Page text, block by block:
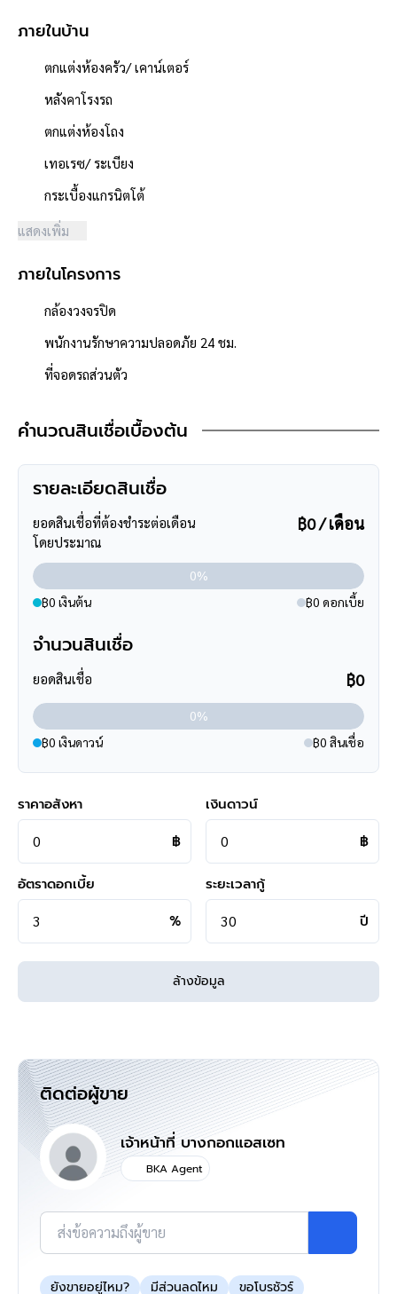
- ค่าใช้จ่ายส่วนกลางนิติบุคคล 400 บาท/เดือน
**จุดเด่นโครงการ–สภาพแวดล้อม**
- โครงการได้รับอนุญาตจัดสรรถูกต้อง ,โครงการจำนวนรวม 500 หลัง
- โครงการตั้งอยู่บนถนนสายหลัก ได้แก่ ถนนรัตนาธิเบศร์ ซอยท่าอิฐ
- ผู้พัฒนาโครงการมีชื่อเสียง **พร็อพเพอร์ตี้ เพอร์เฟค**
- ถนนโครงการกว้าง 12 เมตร
- มีระบบรักษาความปลอดภัย ,มีกล้องวงจรปิด
- สภาพแวดล้อมดี สะอาด
- ใกล้ร้าน 7-11 ,Lotus express ,Mini big c
- สิ่งอำนวยความสะดวกภายในโครงการ ได้แก่ สนามเด็กเล่น/สวน
- ใกล้ห้างสรรพสินค้าเซ็นทรัลเวสต์เกต ,เซ็นทรัลรัตนาธิเบศร์ ,บิ๊กซี
รัตนาธิเบศร์ ,โฮมโปร ,อิเกีย บางใหญ่
- ใกล้โรงเรียนเตรียมอุดมศึกษาพัฒนาการ นนทบุรี ,โรงเรียนนนทบุรี
วิทยาลัย ,
- ตัวบ้านห่างหน้าโครงการเพียง 300เมตร
- หน้าโครงการห่างถนนใหญ่เพียง 500 เมตร
- มีมอเตอร์ไซด์รับจ้างอยู่หน้าโครงการ
สาย 134 (หมู่บ้านบัวทองเคหะ-หมอชิต2) ,สาย 203 (อู่ท่าอิฐ-สนาม
หลวง)
- ใกล้โครงการรถไฟฟ้าสายสีม่วง "สถานีบางรักน้อยท่าอิฐ"
- ใกล้จุดขึ้นทางด่วน "งามวงศ์วาน"
เรามีบริการด้านสินเชื่อ ติดต่อได้กับทุกธนาคาร สามารถกู้ได้วงเงิน
สามารถนัดชมบ้าน หรือสอบถามข้อมูลเบื้องต้น ทุกวัน ได้ที่เบอร์
095
,
คุยไลน์กับบ้านบางกอก >
http://line.me/ti/p/%40bangkokasset
http://www.bangkokassets.com/
รีวิวจริงจากลูกค้าได้ที่ : https://goo.gl/esmXPD
>>>แล้วทำไมต้องซื้อบ้านมือสองรีโนเวท
กับเรา "บ้านบางกอก" ?? อยากรู้คลิก<<<
แผนที่
ภายในบ้าน
ตกแต่งห้องครัว/ เคาน์เตอร์
หลังคาโรงรถ
ตกแต่งห้องโถง
เทอเรซ/ ระเบียง
กระเบื้องแกรนิตโต้
แสดงเพิ่ม
ภายในโครงการ
กล้องวงจรปิด
พนักงานรักษาความปลอดภัย 24 ชม.
ที่จอดรถส่วนตัว
คำนวณสินเชื่อเบื้องต้น
ราคาอสังหา
฿
เงินดาวน์
฿
อัตราดอกเบี้ย
%
ระยะเวลากู้
ปี
ล้างข้อมูล
รายละเอียดสินเชื่อ
ยอดสินเชื่อที่ต้องชำระต่อเดือน
โดยประมาณ
฿0 / เดือน
0%
฿0 เงินต้น
฿0 ดอกเบี้ย
จำนวนสินเชื่อ
ยอดสินเชื่อ ฿0
0%
฿0 เงินดาวน์
฿0 สินเชื่อ
ติดต่อผู้ขาย
เจ้าหน้าที่ บางกอกแอสเซท
BKA Agent
ส่งข้อความถึงผู้ขาย
ยังขายอยู่ไหม? มีส่วนลดไหม ขอโบรชัวร์